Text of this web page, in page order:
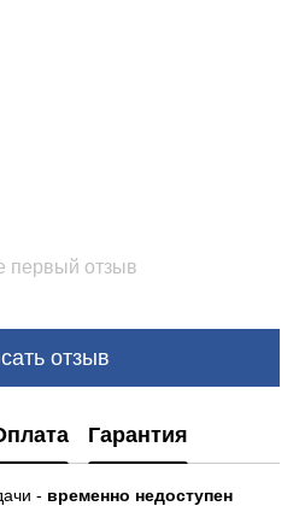
первый отзыв
отзыв
Гарантия
- временно недоступен